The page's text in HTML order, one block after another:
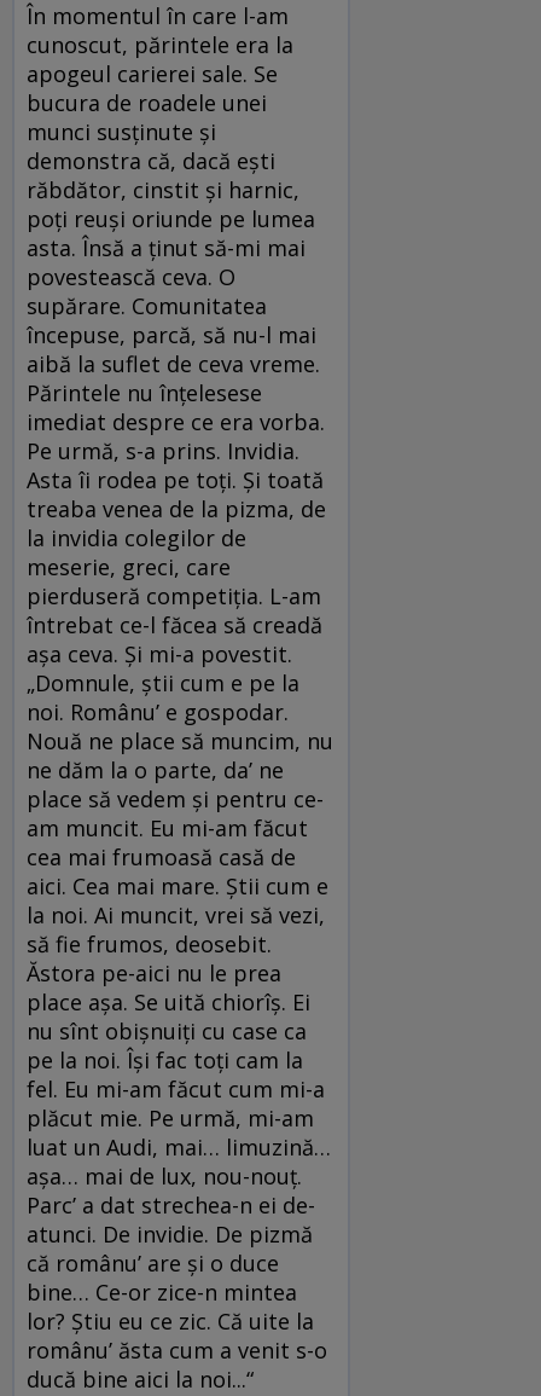
În momentul în care l-am
cunoscut, părintele era la
apogeul carierei sale. Se
bucura de roadele unei
munci susţinute şi
demonstra că, dacă eşti
răbdător, cinstit şi harnic,
poţi reuşi oriunde pe lumea
asta. Însă a ţinut să-mi mai
povestească ceva. O
supărare. Comunitatea
începuse, parcă, să nu-l mai
aibă la suflet de ceva vreme.
Părintele nu înţelesese
imediat despre ce era vorba.
Pe urmă, s-a prins. Invidia.
Asta îi rodea pe toţi. Şi toată
treaba venea de la pizma, de
la invidia colegilor de
meserie, greci, care
pierduseră competiţia. L-am
întrebat ce-l făcea să creadă
aşa ceva. Şi mi-a povestit.
„Domnule, ştii cum e pe la
noi. Românu’ e gospodar.
Nouă ne place să muncim, nu
ne dăm la o parte, da’ ne
place să vedem şi pentru ce-
am muncit. Eu mi-am făcut
cea mai frumoasă casă de
aici. Cea mai mare. Ştii cum e
la noi. Ai muncit, vrei să vezi,
să fie frumos, deosebit.
Ăstora pe-aici nu le prea
place aşa. Se uită chiorîş. Ei
nu sînt obişnuiţi cu case ca
pe la noi. Îşi fac toţi cam la
fel. Eu mi-am făcut cum mi-a
plăcut mie. Pe urmă, mi-am
luat un Audi, mai… limuzină…
aşa… mai de lux, nou-nouţ.
Parc’ a dat strechea-n ei de-
atunci. De invidie. De pizmă
că românu’ are şi o duce
bine… Ce-or zice-n mintea
lor? Ştiu eu ce zic. Că uite la
românu’ ăsta cum a venit s-o
ducă bine aici la noi...“